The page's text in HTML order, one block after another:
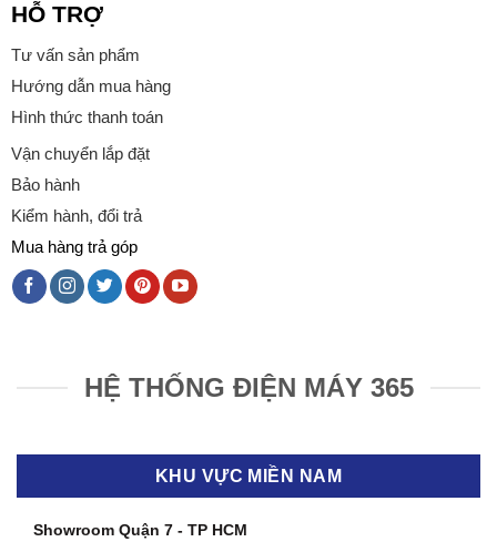
HỖ TRỢ
Tư vấn sản phẩm
Hướng dẫn mua hàng
Hình thức thanh toán
Vận chuyển lắp đặt
Bảo hành
Kiểm hành, đổi trả
Mua hàng trả góp
HỆ THỐNG ĐIỆN MÁY 365
KHU VỰC MIỀN NAM
Showroom Quận 7 - TP HCM